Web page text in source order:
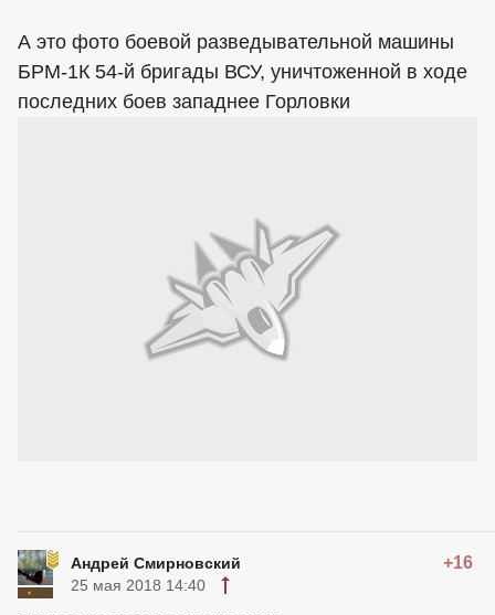
А это фото боевой разведывательной машины
БРМ-1К 54-й бригады ВСУ, уничтоженной в ходе
последних боев западнее Горловки
Андрей Смирновский +16
25 мая 2018 14:40